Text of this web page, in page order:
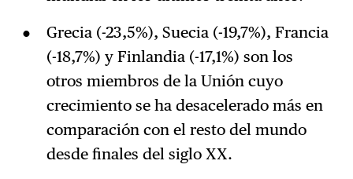
Grecia (-23,5%), Suecia (-19,7%), Francia
(-18,7%) y Finlandia (-17,1%) son los
otros miembros de la Unión cuyo
crecimiento se ha desacelerado más en
comparación con el resto del mundo
desde finales del siglo XX.